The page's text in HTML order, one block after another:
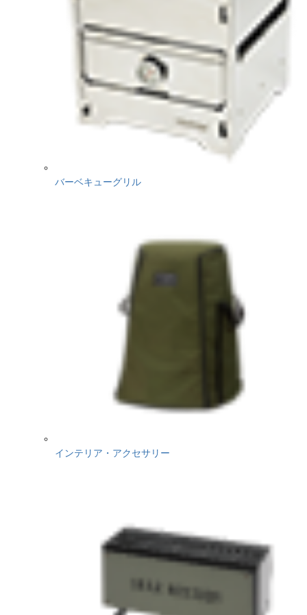
バーベキューグリル
インテリア・アクセサリー